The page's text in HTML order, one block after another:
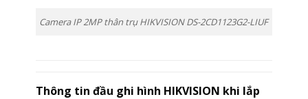
Camera IP 2MP thân trụ HIKVISION DS-2CD1123G2-LIUF
Thông tin đầu ghi hình HIKVISION khi lắp